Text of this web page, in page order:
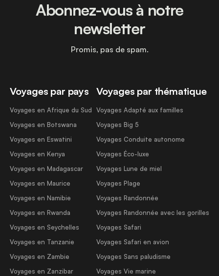
Voyages par pays
Voyages en Afrique du Sud
Voyages en Botswana
Voyages en Eswatini
Voyages en Kenya
Voyages en Madagascar
Voyages en Maurice
Voyages en Namibie
Voyages en Rwanda
Voyages en Seychelles
Voyages en Tanzanie
Voyages en Zambie
Voyages en Zanzibar
Voyages par thématique
Voyages Adapté aux familles
Voyages Big 5
Voyages Conduite autonome
Voyages Éco-luxe
Voyages Lune de miel
Voyages Plage
Voyages Randonnée
Voyages Randonnée avec les gorilles
Voyages Safari
Voyages Safari en avion
Voyages Sans paludisme
Voyages Vie marine
Abonnez-vous à notre
newsletter
Promis, pas de spam.